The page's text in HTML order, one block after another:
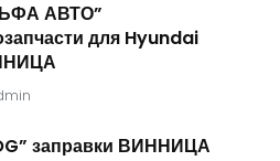
АВТО”
для Hyundai
заправки ВИННИЦА